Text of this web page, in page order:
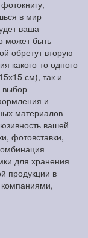
в мир
ваша
может быть
обретут вторую
какого-то одного
см), так и
выбор
и
материалов
вашей
фотовставки,
для хранения
продукции в
компаниями,